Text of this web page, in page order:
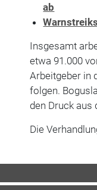
ab
Insgesamt
etwa 91.000
Arbeitgeber in
folgen.
den Druck aus
Die